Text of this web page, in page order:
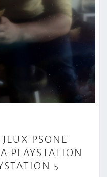
JEUX PSONE
PLAYSTATION
5